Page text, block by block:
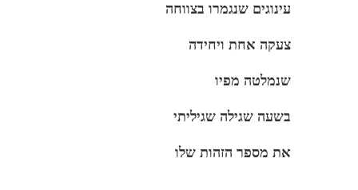
עינוגים שנגמרו בצווחה
צעקה אחת ויחידה
שנמלטה מפיו
בשעה שגילה שגיליתי
את מספר הזהות שלו